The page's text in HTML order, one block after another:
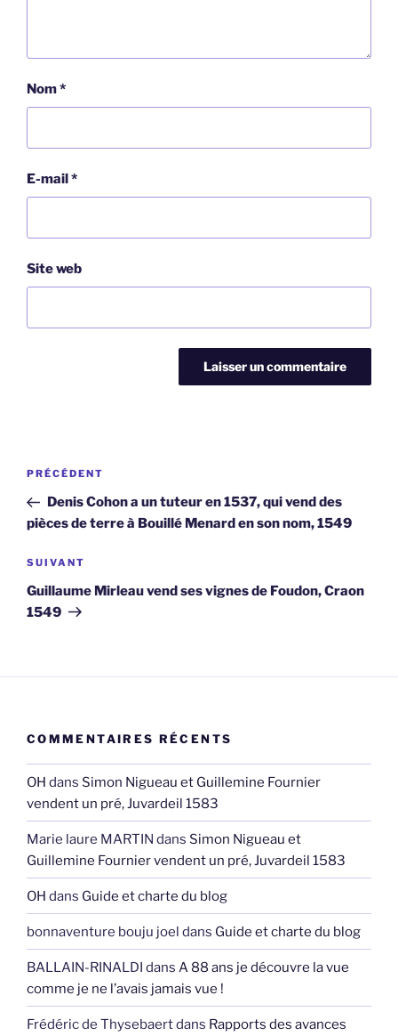
Nom*
E-mail*
Site web
Navigation
l’article
Article
précédent
PRÉCÉDENT
Denis Cohon a un tuteur en 1537, qui vend des
pièces de terre à Bouillé Menard en son nom, 1549
Article
suivant
SUIVANT
Guillaume Mirleau vend ses vignes de Foudon, Craon
1549
COMMENTAIRES RÉCENTS
OH dans Simon Nigueau et Guillemine Fournier
vendent un pré, Juvardeil 1583
Marie laure MARTIN dans Simon Nigueau et
Guillemine Fournier vendent un pré, Juvardeil 1583
OH dans Guide et charte du blog
bonnaventure bouju joel dans Guide et charte du blog
BALLAIN-RINALDI dans A 88 ans je découvre la vue
comme je ne l’avais jamais vue !
Frédéric de Thysebaertdans Rapports des avances